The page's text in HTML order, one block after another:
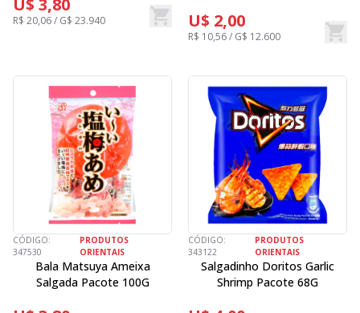
U$ 3,80
R$ 20,06 / G$ 23.940 U$ 2,00
R$ 10,56 / G$ 12.600
CÓDIGO:
347530
PRODUTOS
ORIENTAIS
Bala Matsuya Ameixa
Salgada Pacote 100G
CÓDIGO:
343122
PRODUTOS
ORIENTAIS
Salgadinho Doritos Garlic
Shrimp Pacote 68G